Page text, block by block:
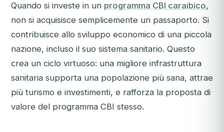
Quando si investe in un programma CBI caraibico,
non si acquisisce semplicemente un passaporto. Si
contribuisce allo sviluppo economico di una piccola
nazione, incluso il suo sistema sanitario. Questo
crea un ciclo virtuoso: una migliore infrastruttura
sanitaria supporta una popolazione più sana, attrae
più turismo e investimenti, e rafforza la proposta di
valore del programma CBI stesso.